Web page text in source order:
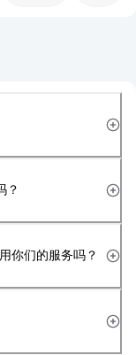
？
你们的服务吗？